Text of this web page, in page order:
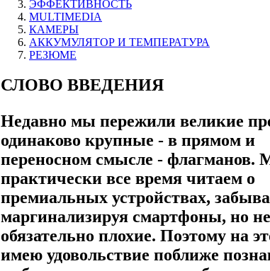
ЭФФЕКТИВНОСТЬ
MULTIMEDIA
КАМЕРЫ
АККУМУЛЯТОР И ТЕМПЕРАТУРА
РЕЗЮМЕ
СЛОВО ВВЕДЕНИЯ
Недавно мы пережили великие
одинаково крупные - в прямом и
переносном смысле - флагманов.
практически все время читаем о
премиальных устройствах,
маргинализируя смартфоны, но не
обязательно плохие. Поэтому на
имею удовольствие поближе